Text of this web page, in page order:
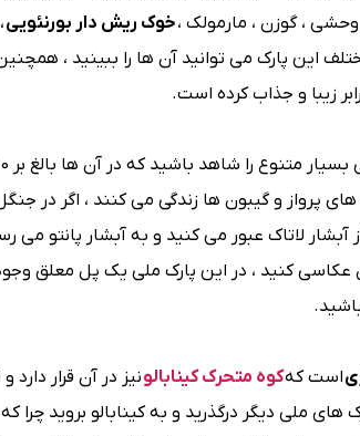
وحشی ، گوزن ، مارمولک ،خوک ریش دار بورنئویی
این پارک می توانید آن ها را ببینید ،
زیبا و جذاب کرده است.
پرواز و گیبون ها زندگی می کنند ، اگر در
لاتاک عبور می کنید و به آبشار پانتو می
عکاسی کنید ، در این پارک ملی یک پل معلق
است کهکوه متحرک کینابالونیز در آن قرار دارد